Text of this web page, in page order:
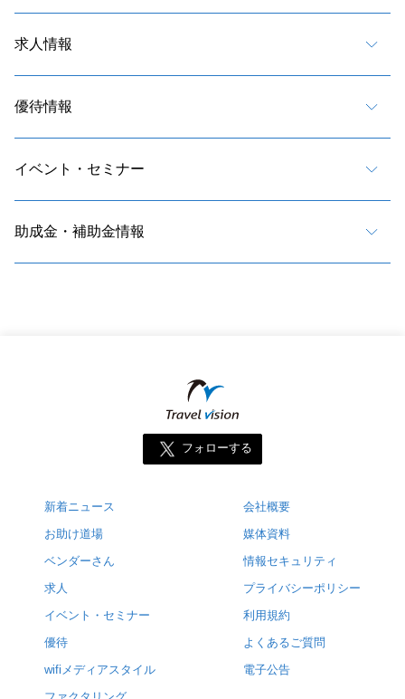
求人情報
優待情報
イベント・セミナー
助成金・補助金情報
フォローする
新着ニュース
お助け道場
ベンダーさん
求人
イベント・セミナー
優待
wifiメディアスタイル
会社概要
媒体資料
情報セキュリティ
プライバシーポリシー
利用規約
よくあるご質問
電子公告